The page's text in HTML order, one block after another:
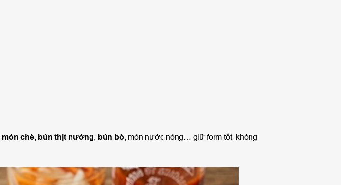
món chè bún thịt nướng bún bò , món nước nóng… giữ form tốt, không